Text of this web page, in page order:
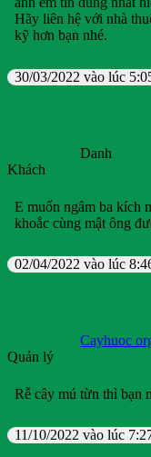
Hãy liên hệ với nhà
kỹ hơn bạn nhé.
30/03/2022 vào lúc
Danh
Khách
E muốn ngâm ba kích
khoắc cùng mật ông
02/04/2022 vào lúc
Cayhuoc
Quản lý
Rễ cây mú từn thì bạn
11/10/2022 vào lúc